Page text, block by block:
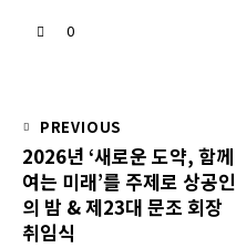
0
PREVIOUS
2026년 ‘새로운 도약, 함께
여는 미래’를 주제로 상공인
의 밤 & 제23대 문조 회장
취임식